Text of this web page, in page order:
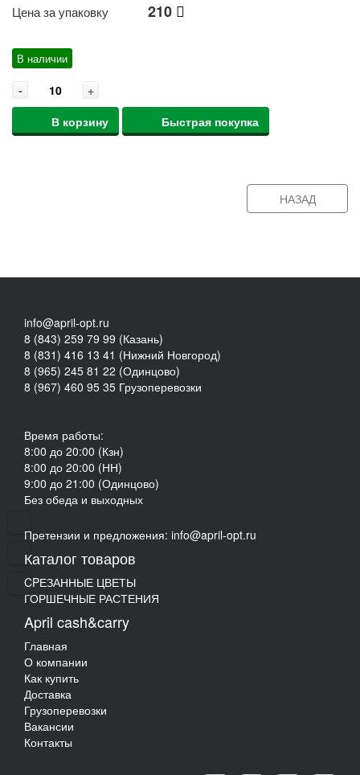
Цена за упаковку 210
В наличии
-
+
В корзину
Быстрая покупка
НАЗАД
info@april-opt.ru
8 (843) 259 79 99 (Казань)
8 (831) 416 13 41 (Нижний Новгород)
8 (965) 245 81 22 (Одинцово)
8 (967) 460 95 35 Грузоперевозки
Время работы:
8:00 до 20:00 (Кзн)
8:00 до 20:00 (НН)
9:00 до 21:00 (Одинцово)
Без обеда и выходных
Претензии и предложения: info@april-opt.ru
Каталог товаров
CPЕЗАННЫЕ ЦВЕТЫ
ГОРШЕЧНЫЕ РАСТЕНИЯ
April cash&carry
Главная
О компании
Как купить
Доставка
Грузоперевозки
Вакансии
Контакты